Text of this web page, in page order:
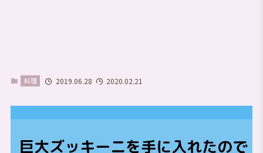
料理 2019.06.28 2020.02.21